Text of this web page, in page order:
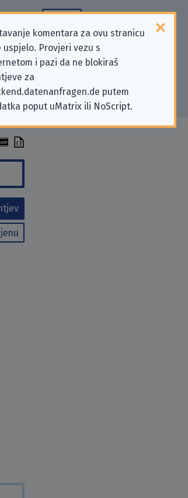
komentara za ovu stranicu
uspjelo. Provjeri vezu s
i pazi da ne blokiraš
za
putem
poput uMatrix ili NoScript.
za